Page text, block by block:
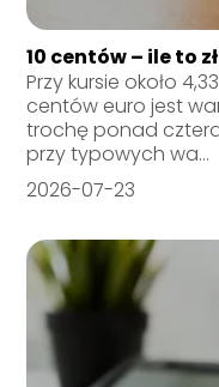
10 centów – ile to
Przy kursie około
centów euro jest
trochę ponad
przy typowych wa...
2026-07-23